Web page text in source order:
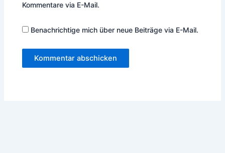
Kommentare via E-Mail.
Benachrichtige mich über neue Beiträge via E-Mail.